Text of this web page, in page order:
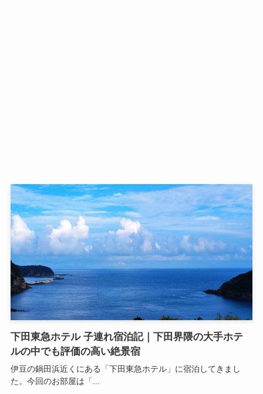
下田東急ホテル 子連れ宿泊記｜下田界隈の大手ホテ
ルの中でも評価の高い絶景宿
伊豆の鍋田浜近くにある「下田東急ホテル」に宿泊してきまし
た。今回のお部屋は「...